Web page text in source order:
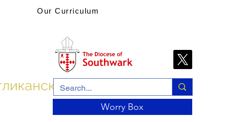
церкви
Worry Box
Our Curriculum